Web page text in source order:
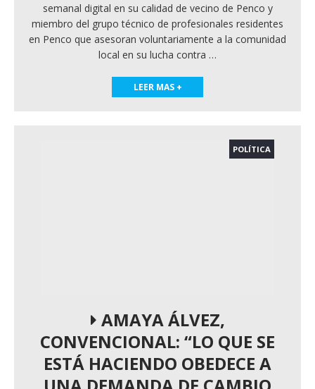
semanal digital en su calidad de vecino de Penco y
miembro del grupo técnico de profesionales residentes
en Penco que asesoran voluntariamente a la comunidad
local en su lucha contra …
LEER MAS +
POLÍTICA
AMAYA ÁLVEZ,
CONVENCIONAL: “LO QUE SE
ESTÁ HACIENDO OBEDECE A